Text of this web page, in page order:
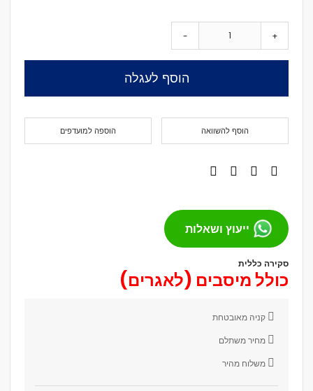
- +
הוסף לעגלה
הוספה למועדפים הוסף להשוואה
ייעוץ ושאלות
סקירה כללית
כולל מיסבים (לאגרים)
קניה מאובטחת
מחיר משתלם
משלוח מהיר